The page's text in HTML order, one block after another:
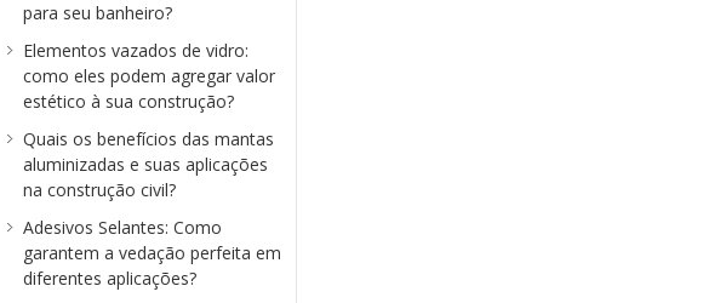
para seu banheiro?
Elementos vazados de vidro:
como eles podem agregar valor
estético à sua construção?
Quais os benefícios das mantas
aluminizadas e suas aplicações
na construção civil?
Adesivos Selantes: Como
garantem a vedação perfeita em
diferentes aplicações?